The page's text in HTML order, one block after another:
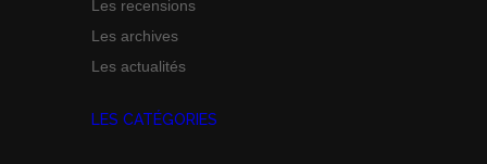
Les recensions
Les archives
Les actualités
LES CATÉGORIES